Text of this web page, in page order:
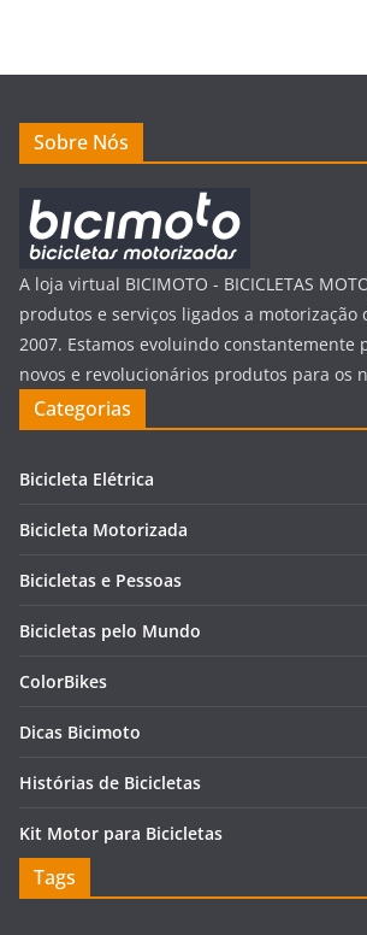
Sobre Nós
A loja virtual BICIMOTO - BICICLETAS
produtos e serviços ligados a motorização
2007. Estamos evoluindo constantemente
novos e revolucionários produtos para os
Categorias
Bicicleta Elétrica
Bicicleta Motorizada
Bicicletas e Pessoas
Bicicletas pelo Mundo
ColorBikes
Dicas Bicimoto
Histórias de Bicicletas
Kit Motor para Bicicletas
Tags